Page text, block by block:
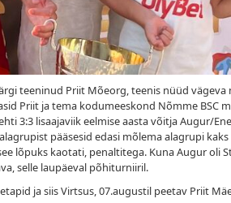
teeninud Priit Mõeorg, teenis nüüd
Priit ja tema kodumeeskond Nõmme BSC
3:3 lisaajaviik eelmise aasta võitja Augur/
pääsesid edasi mõlema alagrupi
lõpuks kaotati, penaltitega. Kuna Augur oli
selle laupäeval põhiturniiril.
ja siis Virtsus, 07.augustil peetav Priit